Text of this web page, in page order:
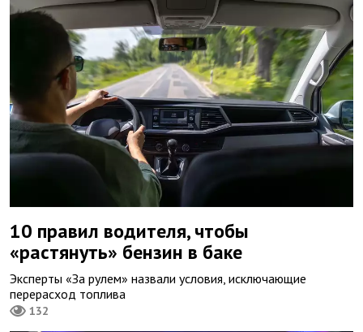
10 правил водителя, чтобы
«растянуть» бензин в баке
Эксперты «За рулем» назвали условия, исключающие
перерасход топлива
132